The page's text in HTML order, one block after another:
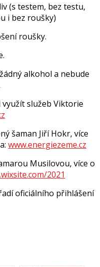
(s testem, bez testu,
i bez roušky)
roušky.
alkohol a nebude
využít služeb Viktorie
šaman Jiří Hokr, více
www.energiezeme.cz
Musilovou, více o
2021
oficiálního přihlášení